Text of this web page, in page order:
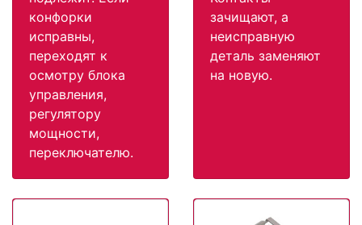
конфорки
исправны,
переходят к
осмотру блока
управления,
регулятору
мощности,
переключателю.
зачищают, а
неисправную
деталь заменяют
на новую.